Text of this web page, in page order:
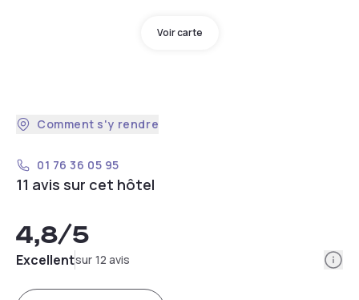
Voir carte
Comment s'y rendre
01 76 36 05 95
11 avis sur cet hôtel
4,8/5
Excellentsur 12 avis